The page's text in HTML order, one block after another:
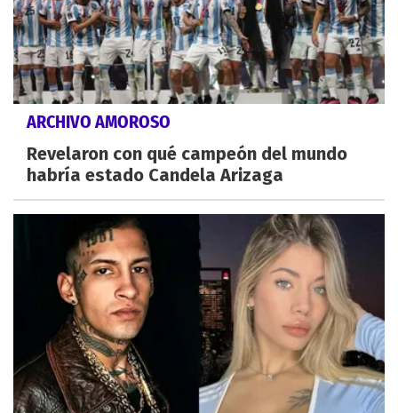
ARCHIVO AMOROSO
Revelaron con qué campeón del mundo
habría estado Candela Arizaga